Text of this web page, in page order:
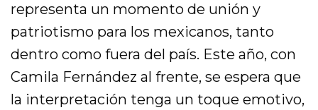
representa un momento de unión y
patriotismo para los mexicanos, tanto
dentro como fuera del país. Este año, con
Camila Fernández al frente, se espera que
la interpretación tenga un toque emotivo,